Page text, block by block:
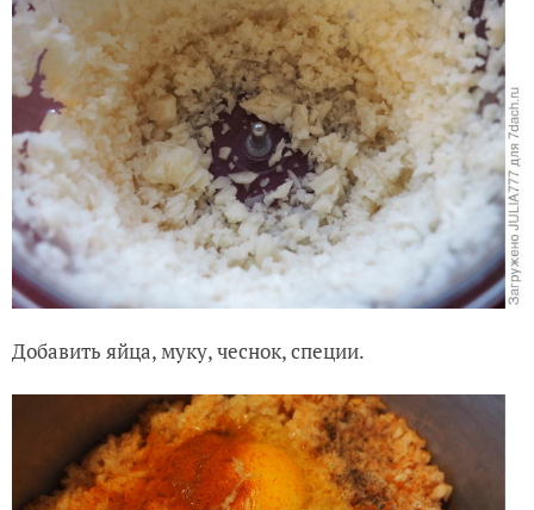
Добавить яйца, муку, чеснок, специи.